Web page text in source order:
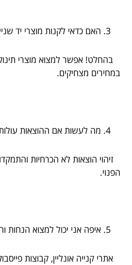
האם כדאי לקנות מוצרי יד
בהחלט! אפשר למצוא מוצרי
במחירים מצחיקים.
מה לעשות אם ההוצאות
זיהוי הוצאות לא הכרחיות
הפנוי.
איפה אני יכול למצוא הנחות
אתרי קנייה אונליין, קבוצות